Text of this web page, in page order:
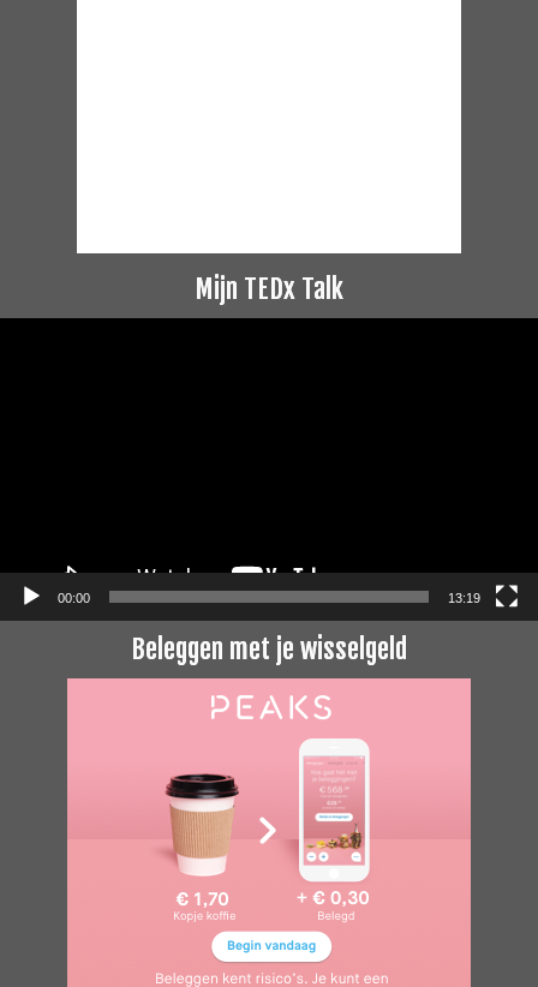
Mijn TEDx Talk
00:00 13:19
Beleggen met je wisselgeld